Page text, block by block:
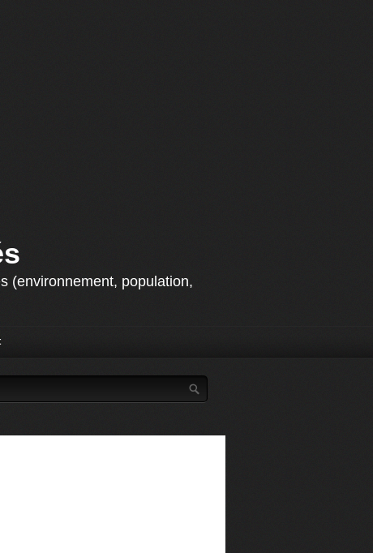
(environnement, population,